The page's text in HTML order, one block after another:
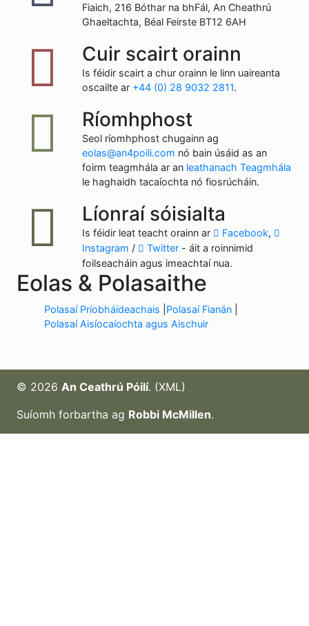
Fiaich, 216 Bóthar na bhFál, An Cheathrú
Ghaeltachta, Béal Feirste BT12 6AH
Cuir scairt orainn
Is féidir scairt a chur orainn le linn uaireanta
oscailte ar +44 (0) 28 9032 2811.
Ríomhphost
Seol ríomhphost chugainn ag
eolas@an4poili.com nó bain úsáid as an
foirm teagmhála ar an leathanach Teagmhála
le haghaidh tacaíochta nó fiosrúcháin.
Líonraí sóisialta
Is féidir leat teacht orainn ar Facebook,
Instagram / Twitter - áit a roinnimid
foilseacháin agus imeachtaí nua.
Eolas & Polasaithe
Polasaí Príobháideachais
Polasaí Fianán
Polasaí Aisíocaíochta agus Aischuir
© 2026 An Ceathrú Póilí. (XML)
Suíomh forbartha ag Robbi McMillen.